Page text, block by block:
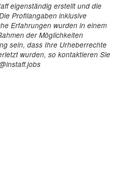
eigenständig erstellt und die
Profilangaben inklusive
Erfahrungen wurden in einem
der Möglichkeiten
sein, dass Ihre Urheberrechte
wurden, so kontaktieren Sie